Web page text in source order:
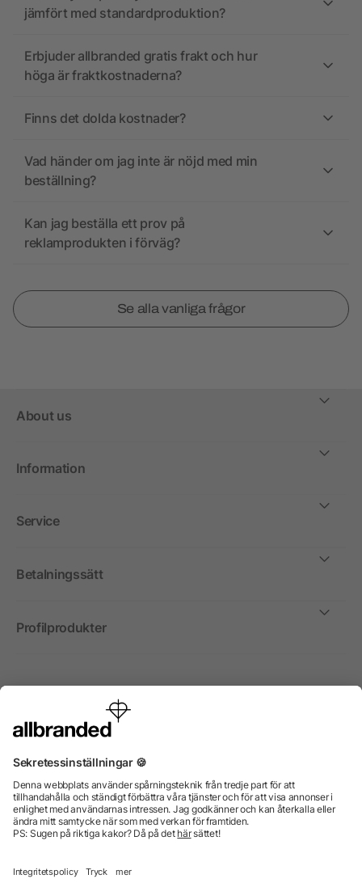
jämfört med standardproduktion?
Erbjuder allbranded gratis frakt och hur
höga är fraktkostnaderna?
Finns det dolda kostnader?
Vad händer om jag inte är nöjd med min
beställning?
Kan jag beställa ett prov på
reklamprodukten i förväg?
Se alla vanliga frågor
About us
Information
Service
Betalningssätt
Profilprodukter
Internationellt
enbart till företag, institutioner, föreningar och